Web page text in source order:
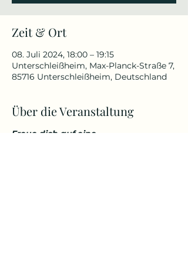
Zeit & Ort
08. Juli 2024, 18:00 – 19:15
Unterschleißheim, Max-Planck-Straße 7,
85716 Unterschleißheim, Deutschland
Über die Veranstaltung
Freue dich auf eine